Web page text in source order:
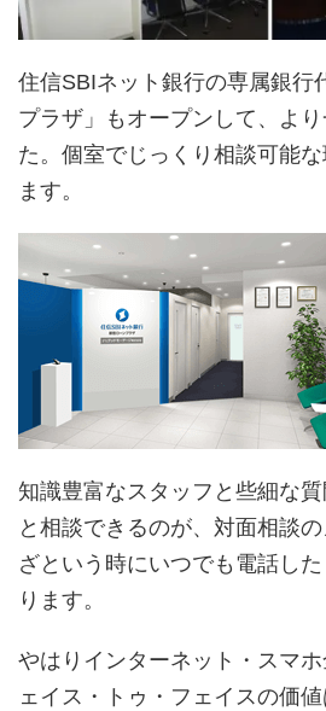
住信SBIネット銀行の専属銀行
プラザ」もオープンして、よ
た。個室でじっくり相談可能
ます。
知識豊富なスタッフと些細な
と相談できるのが、対面相談
ざという時にいつでも電話し
ります。
やはりインターネット・スマ
ェイス・トゥ・フェイスの価